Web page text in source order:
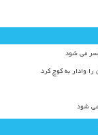
می شود
وادار به کوچ کرد
می شود